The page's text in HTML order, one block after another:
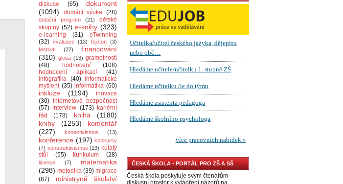
diskuse
(65)
dokument
(1094)
domácí výuka (28)
dotační program (21)
dětské
skupiny (52) e-knihy (323)
e-learning (31)
eTwinning
(32) evaluace (13) fejeton (3)
festival
(22)
financování
(310) glosa (13) gramotnosti
(48)
hodnocení
(108)
hodnocení aplikací
(41)
infografika (40) informatické
myšlení (35) informatika (60)
inkluze (1194)
inovace
(30) internetová bezpečnost
(57) interview (173) kariérní
řád
(178) kniha
(1180)
knihy
(1253)
komentář
(227)
konektivismus (13)
konference (197) konkursy
(7) konstruktivismus (19) kulatý
stůl
(55) kurikulum (28)
licence (7)
matematika
(298) metodika (39) migrace
(87)
ministryně školství
ČESKÁ ŠKOLA - PORTÁL PRO ZŠ A SŠ
Česká škola poskytuje svým čtenářům
diskusní prostor k vyjádření názorů na